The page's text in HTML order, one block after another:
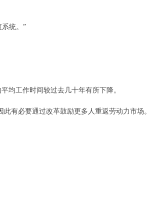
统。”
均工作时间较过去几十年有所下降。
有必要通过改革鼓励更多人重返劳动力市场。